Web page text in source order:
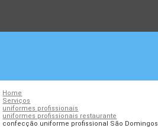
Home
Serviços
uniformes profissionais
uniformes profissionais restaurante
confecção uniforme profissional São Domingos